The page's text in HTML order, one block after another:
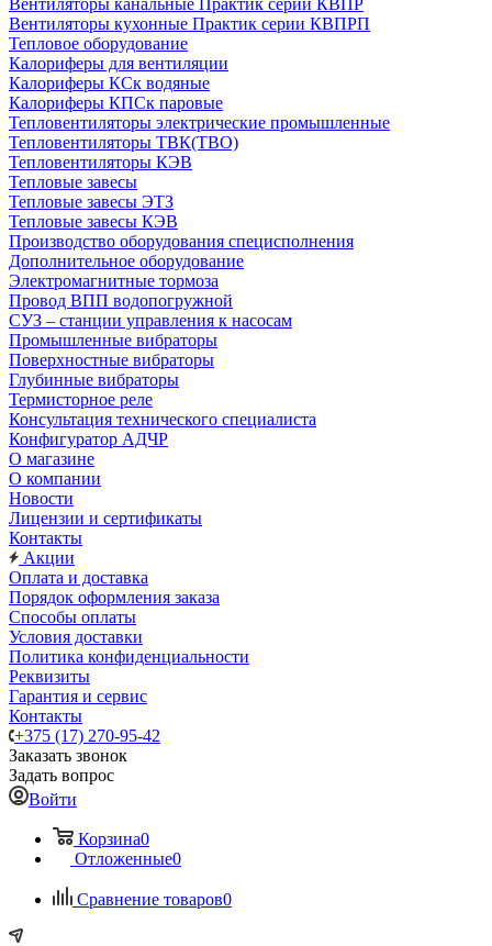
Вентиляторы канальные Практик серии КВПР
Вентиляторы кухонные Практик серии КВПРП
Тепловое оборудование
Калориферы для вентиляции
Калориферы КСк водяные
Калориферы КПСк паровые
Тепловентиляторы электрические промышленные
Тепловентиляторы ТВК(ТВО)
Тепловентиляторы КЭВ
Тепловые завесы
Тепловые завесы ЭТЗ
Тепловые завесы КЭВ
Производство оборудования специсполнения
Дополнительное оборудование
Электромагнитные тормоза
Провод ВПП водопогружной
СУЗ – станции управления к насосам
Промышленные вибраторы
Поверхностные вибраторы
Глубинные вибраторы
Термисторное реле
Консультация технического специалиста
Конфигуратор АДЧР
О магазине
О компании
Новости
Лицензии и сертификаты
Контакты
Акции
Оплата и доставка
Порядок оформления заказа
Способы оплаты
Условия доставки
Политика конфиденциальности
Реквизиты
Гарантия и сервис
Контакты
+375 (17) 270-95-42
Заказать звонок
Задать вопрос
Войти
Корзина0
Отложенные0
Сравнение товаров0